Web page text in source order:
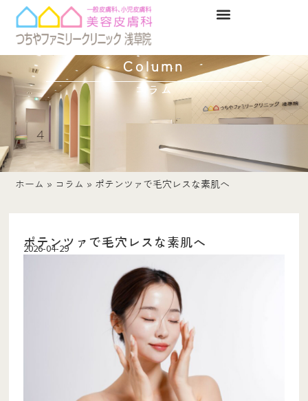
Column
コラム
ホーム » コラム » ポテンツァで毛穴レスな素肌へ
ポテンツァで毛穴レスな素肌へ
2026-04-29